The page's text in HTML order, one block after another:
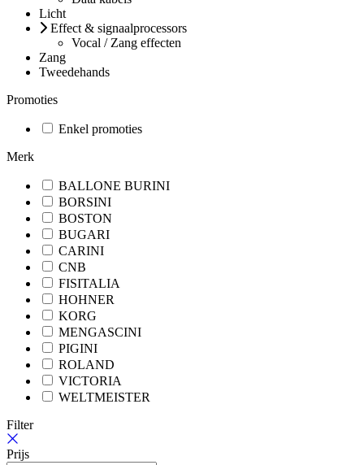
Licht
Effect & signaalprocessors
Vocal / Zang effecten
Zang
Tweedehands
Promoties
Enkel promoties
Merk
BALLONE BURINI
BORSINI
BOSTON
BUGARI
CARINI
CNB
FISITALIA
HOHNER
KORG
MENGASCINI
PIGINI
ROLAND
VICTORIA
WELTMEISTER
Filter
Prijs